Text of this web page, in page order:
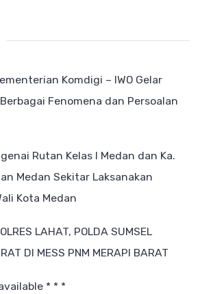
Komdigi – IWO Gelar
Fenomena dan Persoalan
Rutan Kelas I Medan dan Ka.
Medan Sekitar Laksanakan
Kota Medan
LAHAT, POLDA SUMSEL
DI MESS PNM MERAPI BARAT
* * *